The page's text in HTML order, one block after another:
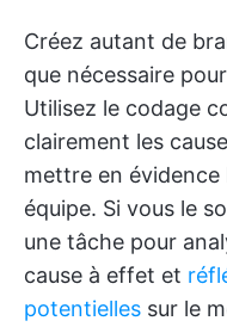
Créez autant de
que nécessaire
Utilisez le codage
clairement les
mettre en
équipe. Si vous le
une tâche pour
cause à effet et
potentielles sur le